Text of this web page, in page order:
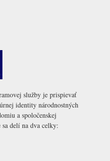
služby je prispievať
identity národnostných
a spoločenskej
delí na dva celky: